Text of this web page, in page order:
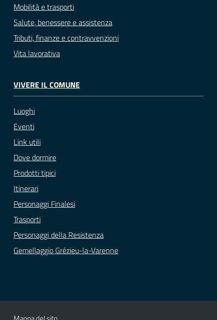
Mobilità e trasporti
Salute, benessere e assistenza
Tributi, finanze e contravvenzioni
Vita lavorativa
VIVERE IL COMUNE
Luoghi
Eventi
Link utili
Dove dormire
Prodotti tipici
Itinerari
Personaggi Finalesi
Trasporti
Personaggi della Resistenza
Gemellaggio Grézieu-la-Varenne